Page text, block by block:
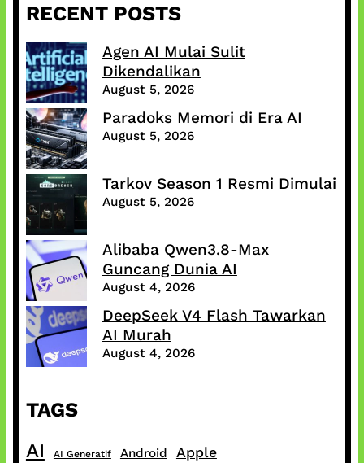
RECENT POSTS
Agen AI Mulai Sulit
Dikendalikan
August 5, 2026
Paradoks Memori di Era AI
August 5, 2026
Tarkov Season 1 Resmi Dimulai
August 5, 2026
Alibaba Qwen3.8-Max
Guncang Dunia AI
August 4, 2026
DeepSeek V4 Flash Tawarkan
AI Murah
August 4, 2026
TAGS
AI AI Generatif Android Apple